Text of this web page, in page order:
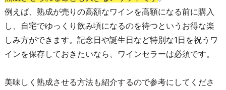
例えば、熟成が売りの高額なワインを高額になる前に購入
し、自宅でゆっくり飲み頃になるのを待つというお得な楽
しみ方ができます。記念日や誕生日など特別な1日を祝うワ
インを保存しておきたいなら、ワインセラーは必須です。
美味しく熟成させる方法も紹介するので参考にしてくださ